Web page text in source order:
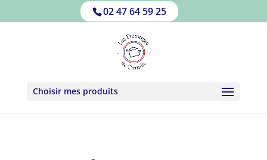
02 47 64 59 25
Choisir mes produits